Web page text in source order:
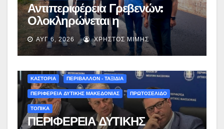
Αντιπεριφέρεια Γρεβενών:
Ολοκληρώνεται η
ασφαλτόστρωση της οδού
Περιβόλι – Αβδέλλα
ΑΥΓ 6, 2026 ΧΡΉΣΤΟΣ ΜΊΜΗΣ
ΚΑΣΤΟΡΙΑ ΠΕΡΙΒΑΛΛΟΝ - ΤΑΞΙΔΙΑ
ΠΕΡΙΦΕΡΕΙΑ ΔΥΤΙΚΗΣ ΜΑΚΕΔΟΝΙΑΣ ΠΡΩΤΟΣΕΛΙΔΟ
ΤΟΠΙΚΑ
ΠΕΡΙΦΕΡΕΙΑ ΔΥΤΙΚΗΣ